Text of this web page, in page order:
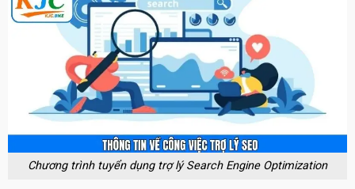
Chương trình tuyển dụng trợ lý Search Engine Optimization